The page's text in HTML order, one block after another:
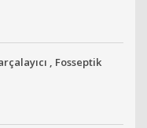
, Fosseptik